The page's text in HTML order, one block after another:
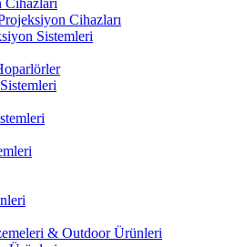
Cihazları
Sistemleri
& Outdoor Ürünleri